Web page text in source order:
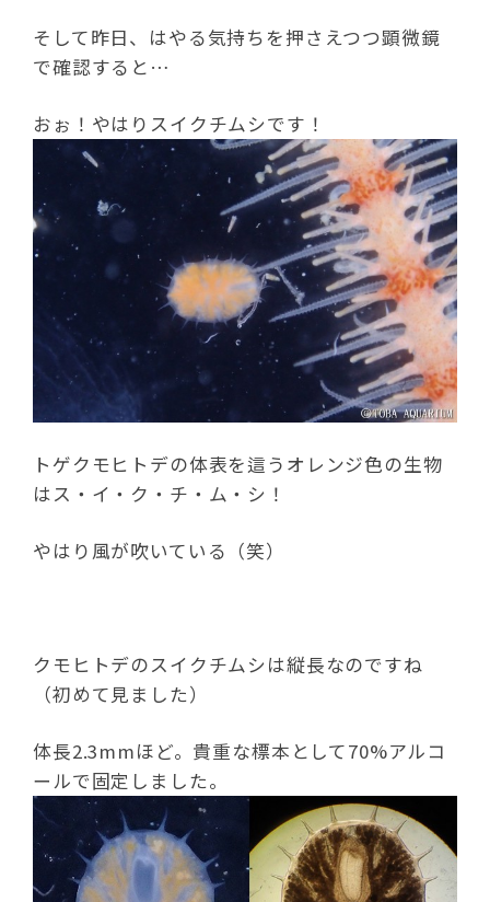
そして昨日、はやる気持ちを押さえつつ顕微鏡
で確認すると…
おぉ！やはりスイクチムシです！
トゲクモヒトデの体表を這うオレンジ色の生物
はス・イ・ク・チ・ム・シ！
やはり風が吹いている（笑）
クモヒトデのスイクチムシは縦長なのですね
（初めて見ました）
体長2.3mmほど。貴重な標本として70%アルコ
ールで固定しました。